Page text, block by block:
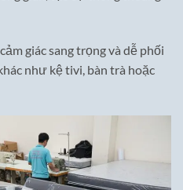
giác sang trọng và dễ phối
như kệ tivi, bàn trà hoặc